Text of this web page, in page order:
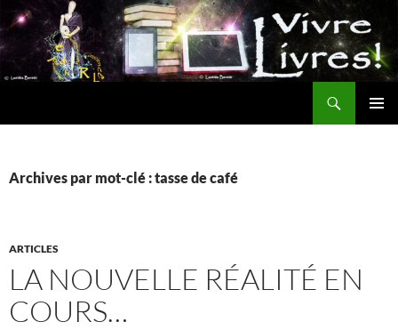
Aller
au
contenu
Archives par mot-clé : tasse de café
ARTICLES
LA NOUVELLE RÉALITÉ EN
COURS…